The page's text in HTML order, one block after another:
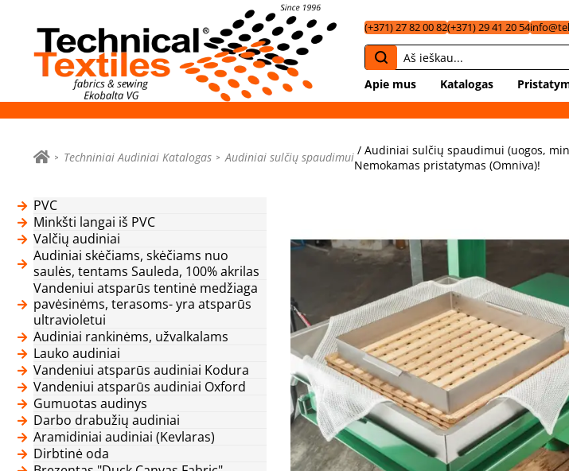
(+371) 27 82 00 82(+371) 29 41 20 54
Apie mus Katalogas
Techniniai Audiniai Katalogas Audiniai sulčių spaudimui / Audiniai sulčių spaudimui (uogos,
Nemokamas pristatymas (Omniva)!
PVC
Minkšti langai iš PVC
Valčių audiniai
Audiniai skėčiams, skėčiams nuo
saulės, tentams Sauleda, 100% akrilas
Vandeniui atsparūs tentinė medžiaga
pavėsinėms, terasoms- yra atsparūs
ultravioletui
Audiniai rankinėms, užvalkalams
Lauko audiniai
Vandeniui atsparūs audiniai Kodura
Vandeniui atsparūs audiniai Oxford
Gumuotas audinys
Darbo drabužių audiniai
Aramidiniai audiniai (Kevlaras)
Dirbtinė oda